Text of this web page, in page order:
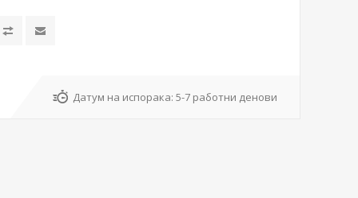
Датум на испорака: 5-7 работни денови